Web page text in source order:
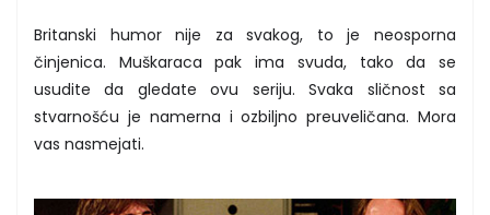
Britanski humor nije za svakog, to je neosporna
činjenica. Muškaraca pak ima svuda, tako da se
usudite da gledate ovu seriju. Svaka sličnost sa
stvarnošću je namerna i ozbiljno preuveličana. Mora
vas nasmejati.